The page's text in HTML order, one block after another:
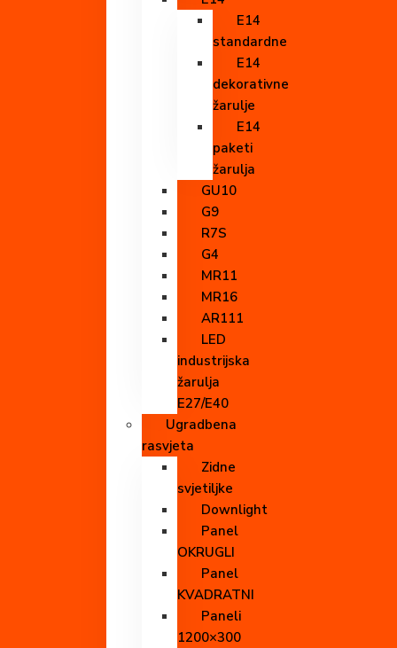
E14
standardne
E14
dekorativne
žarulje
E14
paketi
žarulja
GU10
G9
R7S
G4
MR11
MR16
AR111
LED
industrijska
žarulja
E27/E40
Ugradbena
rasvjeta
Zidne
svjetiljke
Downlight
Panel
OKRUGLI
Panel
KVADRATNI
Paneli
1200×300